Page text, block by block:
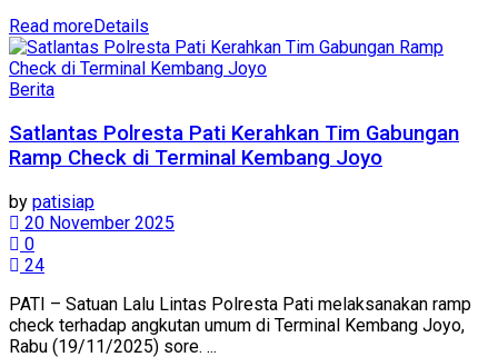
Read moreDetails
Berita
Satlantas Polresta Pati Kerahkan Tim Gabungan
Ramp Check di Terminal Kembang Joyo
by patisiap
20 November 2025
0
24
PATI – Satuan Lalu Lintas Polresta Pati melaksanakan ramp
check terhadap angkutan umum di Terminal Kembang Joyo,
Rabu (19/11/2025) sore. ...